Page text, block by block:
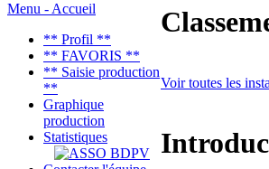
Menu - Accueil
** Profil **
** FAVORIS **
** Saisie production
**
Graphique
production
Statistiques
Voir toutes les